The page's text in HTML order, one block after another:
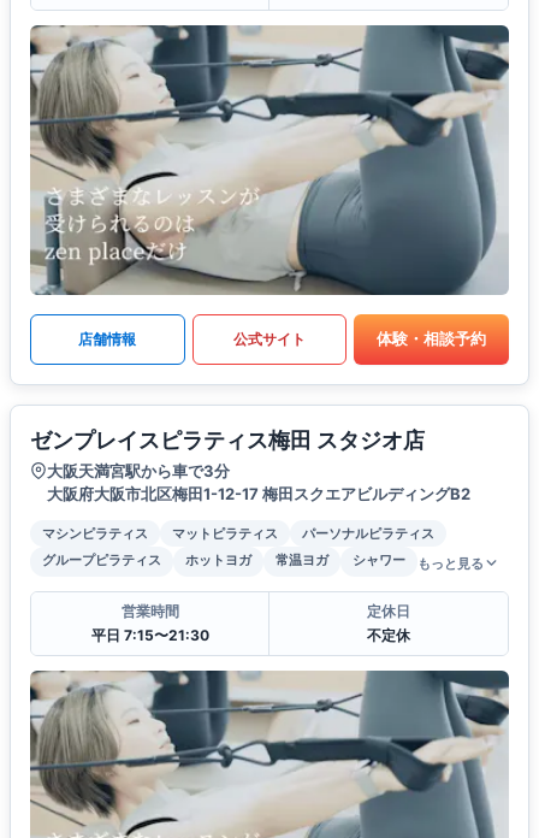
店舗情報 公式サイト 体験・相談予約
ゼンプレイスピラティス梅田 スタジオ店
大阪天満宮駅から車で3分
大阪府大阪市北区梅田1-12-17 梅田スクエアビルディングB2
マシンピラティス マットピラティス
パーソナルピラティス
グループピラティス
ホットヨガ 常温ヨガ シャワー もっと見る
営業時間
平日 7:15〜21:30
定休日
不定休